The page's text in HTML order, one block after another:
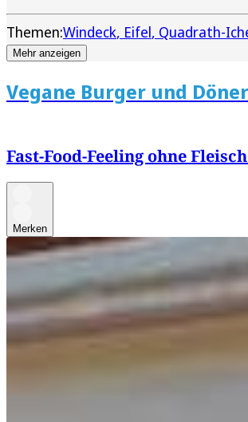
Themen:Windeck Eifel Quadrath-
Mehr anzeigen
Vegane Burger und Döner
Fast-Food-Feeling ohne
Merken